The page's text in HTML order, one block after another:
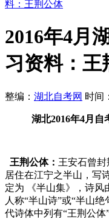
料：王荆公体
2016年4月
习资料：王
整编： 湖北自考网 时间
湖北2016年4月
王荆公体： 王安石曾
居住在江宁之半山，写
定为 《半山集》，诗风
人称“半山诗”或“半山
代诗体中列有“王荆公体